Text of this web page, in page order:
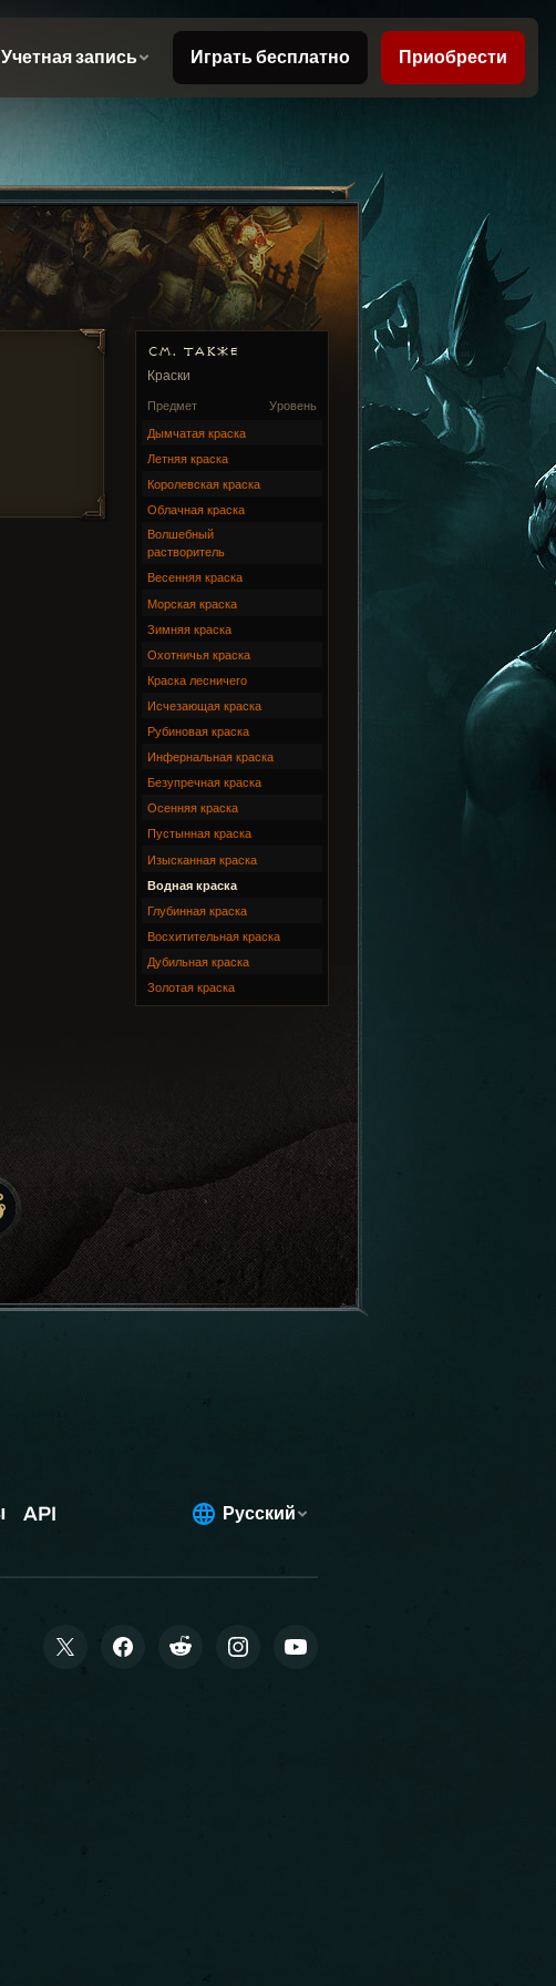
СМ. ТАКЖЕ
Краски
Уровень
Предмет
Дымчатая краска
Летняя краска
Королевская краска
Облачная краска
Волшебный
растворитель
Весенняя краска
Морская краска
Зимняя краска
Охотничья краска
Краска лесничего
Исчезающая краска
Рубиновая краска
Инфернальная краска
Безупречная краска
Осенняя краска
Пустынная краска
Изысканная краска
Водная краска
Глубинная краска
Восхитительная краска
Дубильная краска
Золотая краска